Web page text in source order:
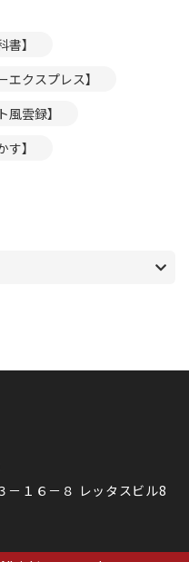
】
クスプレス】
雲録】
】
１６－８ レッタスビル8